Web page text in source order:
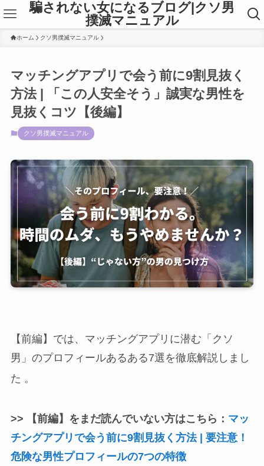
騙されない女になるブログ|クソ男
撲滅マニュアル
ホーム クソ男撲滅マニュアル
マッチングアプリで会う前に9割見抜く
方法 | 「この人安全そう」誠実な男性を
見抜くコツ【後編】
クソ男撲滅マニュアル
【前編】では、マッチングアプリに潜む「クソ
男」のプロフィールあるある7選を徹底解説しまし
た 。
>> 【前編】をまだ読んでいない方はこちら： マッ
チングアプリで会う前に9割見抜く方法 | 要注意！
危険な男性プロフィールの7つの特徴